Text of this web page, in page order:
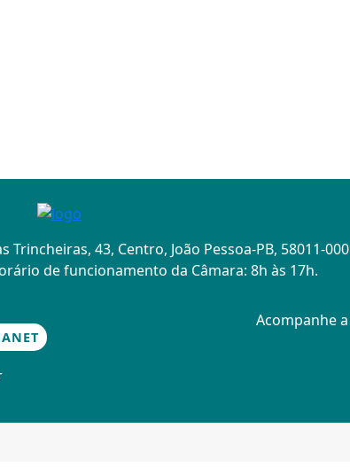
Trincheiras, 43, Centro, João Pessoa-PB, 58011-000
de funcionamento da Câmara: 8h às 17h.
Acompanhe a